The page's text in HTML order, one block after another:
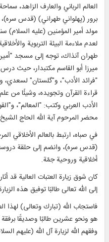
العالم الرباني والعارف الزاهد،
لعدم ملاءمة البيئة التربوية
طهران آنذاك، توجه إلى مسجد
ميرزا أبو القاسم مكتبدار، حيث
"فرائد الأدب"، و"گلستان"
قراءة القرآن وتجويده، وشيئًا من
الأدب العربي وكتب: "المعالم"،
محضر المرحوم آية الله الحاج
في صباه، ارتبط بالعالم
(قدس سره)، وانضم إلى حلقة دروسه
أخلاقية وروحية جمّة.
كان شوق زيارة العتبات العالية قد
إلى الله تعالى طالبًا توفيق هذه
فاستجاب الله (تبارك وتعالى) لهذا
هو ونحو عشرين طالبًا وصديقًا
وفقهم الله لزيارة آل الله (عليهم